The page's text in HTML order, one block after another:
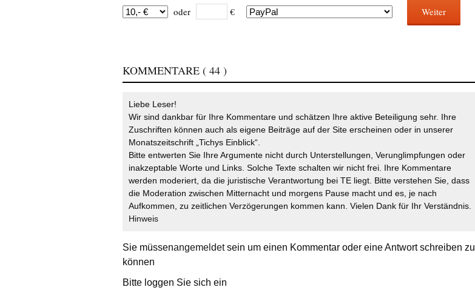
oder € Weiter
KOMMENTARE ( 44 )
Liebe Leser!
Wir sind dankbar für Ihre Kommentare und schätzen Ihre aktive Beteiligung sehr. Ihre
Zuschriften können auch als eigene Beiträge auf der Site erscheinen oder in unserer
Monatszeitschrift „Tichys Einblick“.
Bitte entwerten Sie Ihre Argumente nicht durch Unterstellungen, Verunglimpfungen oder
inakzeptable Worte und Links. Solche Texte schalten wir nicht frei. Ihre Kommentare
werden moderiert, da die juristische Verantwortung bei TE liegt. Bitte verstehen Sie, dass
die Moderation zwischen Mitternacht und morgens Pause macht und es, je nach
Aufkommen, zu zeitlichen Verzögerungen kommen kann. Vielen Dank für Ihr Verständnis.
Hinweis
Sie müssenangemeldetsein um einen Kommentar oder eine Antwort schreiben zu
können
Bitte loggen Sie sich ein